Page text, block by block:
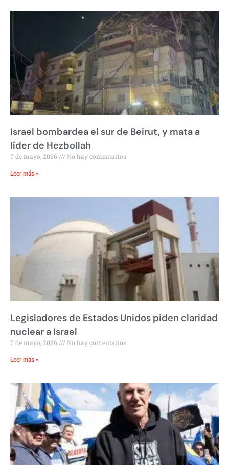
Israel bombardea el sur de Beirut, y mata a
líder de Hezbollah
7 de mayo, 2026 No hay comentarios
Leer más »
Legisladores de Estados Unidos piden claridad
nuclear a Israel
7 de mayo, 2026 No hay comentarios
Leer más »